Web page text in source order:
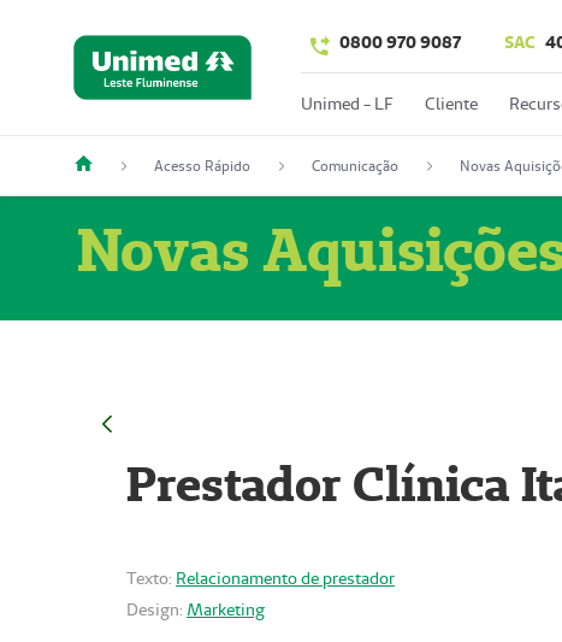
0800 970 9087 SAC
Unimed - LF Cliente
Acesso Rápido Comunicação Novas
Novas
Prestador Clínica
Texto: Relacionamento de prestador
Design: Marketing